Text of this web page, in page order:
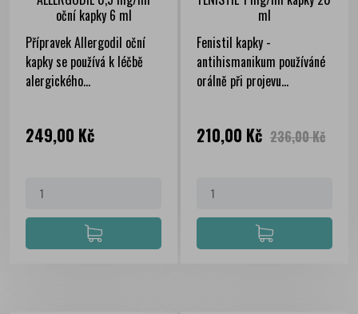
oční kapky 6 ml
Přípravek Allergodil oční
kapky se používá k léčbě
alergického...
Cena
249,00 Kč
ml
Fenistil kapky -
antihismanikum používáné
orálně při projevu...
Cena
210,00 Kč Běžná
236,00 Kč